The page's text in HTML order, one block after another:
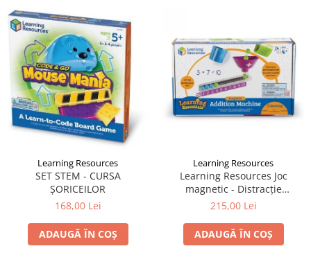
Learning Resources
SET STEM - CURSA
ȘORICEILOR
168,00 Lei
ADAUGĂ ÎN COȘ
Learning Resources
Learning Resources Joc
magnetic - Distracție
matematică
215,00 Lei
ADAUGĂ ÎN COȘ